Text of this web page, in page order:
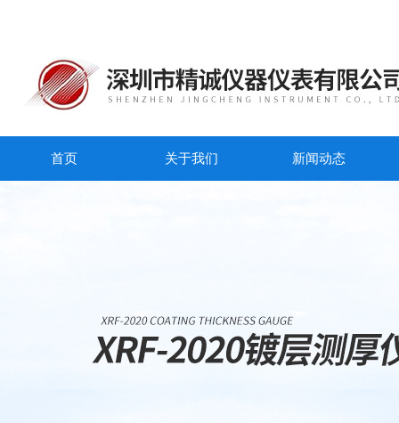
首页 关于我们 新闻动态